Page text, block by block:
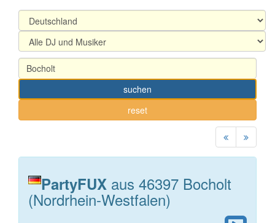
suchen
reset
PartyFUX aus 46397 Bocholt
(Nordrhein-Westfalen)